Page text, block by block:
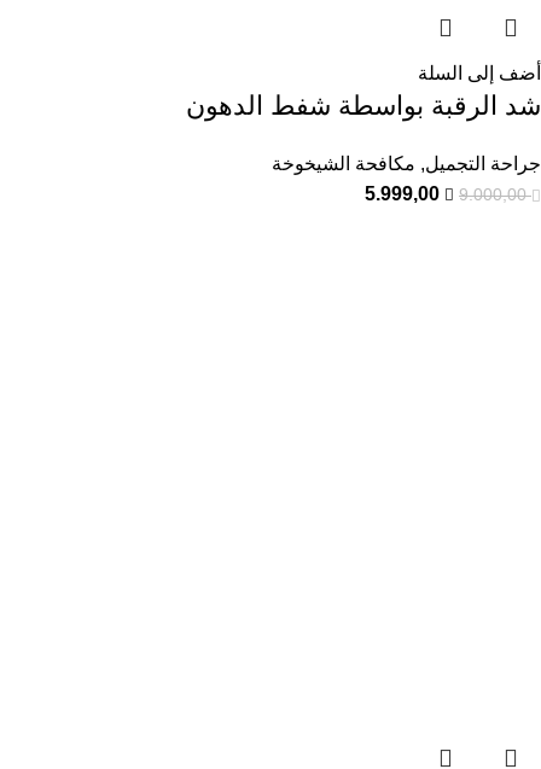
أضف إلى السلة
شد الرقبة بواسطة شفط الدهون
جراحة التجميل, مكافحة الشيخوخة
9.000,00
5.999,00